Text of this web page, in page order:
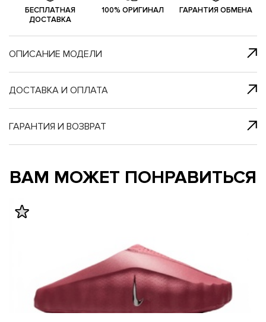
клик
и в
наш
БЕСПЛАТНАЯ
ДОСТАВКА
100% ОРИГИНАЛ ГАРАНТИЯ ОБМЕНА
ОПИСАНИЕ МОДЕЛИ
ДОСТАВКА И ОПЛАТА
ГАРАНТИЯ И ВОЗВРАТ
ВАМ МОЖЕТ ПОНРАВИТЬСЯ
с нами
и в
наш